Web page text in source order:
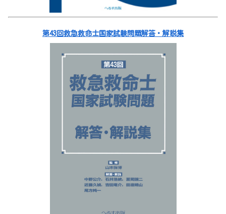
第43回救急救命士国家試験問題解答・解説集